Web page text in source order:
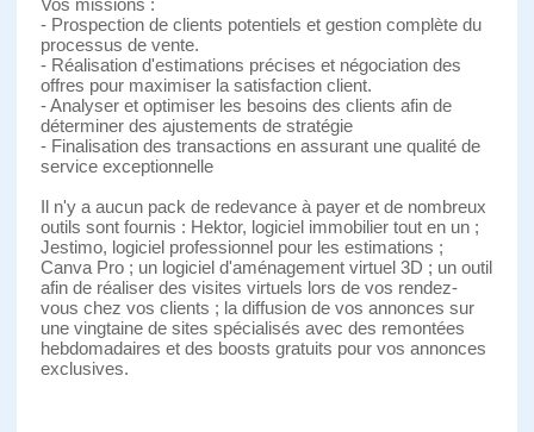
- Prospection de clients potentiels et gestion complète du
processus de vente.
- Réalisation d'estimations précises et négociation des
offres pour maximiser la satisfaction client.
- Analyser et optimiser les besoins des clients afin de
déterminer des ajustements de stratégie
- Finalisation des transactions en assurant une qualité de
service exceptionnelle
Il n'y a aucun pack de redevance à payer et de nombreux
outils sont fournis : Hektor, logiciel immobilier tout en un ;
Jestimo, logiciel professionnel pour les estimations ;
Canva Pro ; un logiciel d'aménagement virtuel 3D ; un outil
afin de réaliser des visites virtuels lors de vos rendez-
vous chez vos clients ; la diffusion de vos annonces sur
une vingtaine de sites spécialisés avec des remontées
hebdomadaires et des boosts gratuits pour vos annonces
exclusives.